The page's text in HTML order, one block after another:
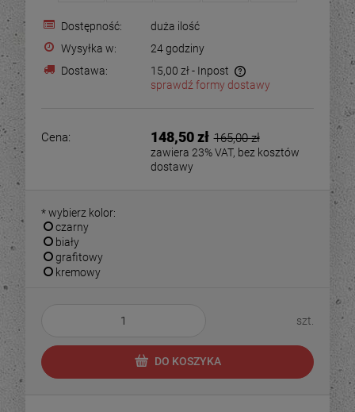
Dostępność:
duża ilość
Wysyłka w:
24 godziny
Dostawa:
15,00 zł - Inpost
sprawdź formy dostawy
Cena: 148,50 zł 165,00 zł
zawiera 23% VAT, bez kosztów
dostawy
*wybierz kolor:
czarny
biały
grafitowy
kremowy
szt.
DO KOSZYKA